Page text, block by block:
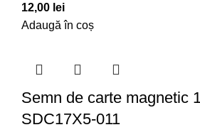
12,00 lei
Adaugă în coș
Semn de carte magnetic
SDC17X5-011